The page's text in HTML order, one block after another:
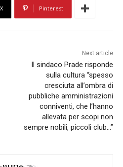
X Pinterest
Next article
Il sindaco Prade risponde
sulla cultura “spesso
cresciuta all’ombra di
pubbliche amministrazioni
conniventi, che l’hanno
allevata per scopi non
sempre nobili, piccoli club…”